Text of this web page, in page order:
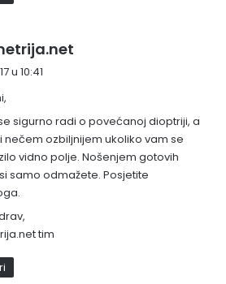
s
a
o
:
u 10:41
sigurno radi o povećanoj dioptriji, a
nečem ozbiljnijem ukoliko vam se
vidno polje. Nošenjem gotovih
samo odmažete. Posjetite
tim